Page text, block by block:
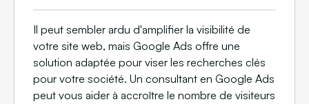
Il peut sembler ardu d'amplifier la visibilité de
votre site web, mais Google Ads offre une
solution adaptée pour viser les recherches clés
pour votre société. Un consultant en Google Ads
peut vous aider à accroître le nombre de visiteurs